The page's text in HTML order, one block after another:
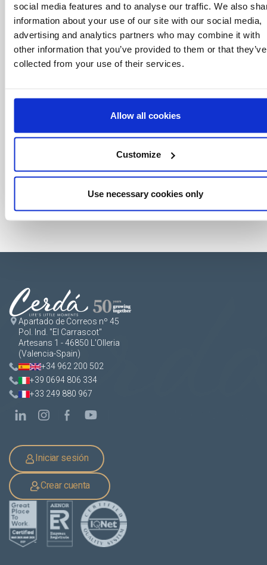
social media features and to analyse our traffic. We also
information about your use of our site with our social media,
advertising and analytics partners who may combine it with
other information that you’ve provided to them or that they’ve
collected from your use of their services.
Allow all cookies
Customize
Use necessary cookies only
mundo del licensing, todo al alcance de un
click.
Apartado de Correos nº 45
Pol. Ind. "El Carrascot"
Artesans 1 - 46850 L'Olleria
(Valencia-Spain)
+34 962 200 502
+39 0694 806 334
+33 249 880 967
Iniciar sesión
Crear cuenta